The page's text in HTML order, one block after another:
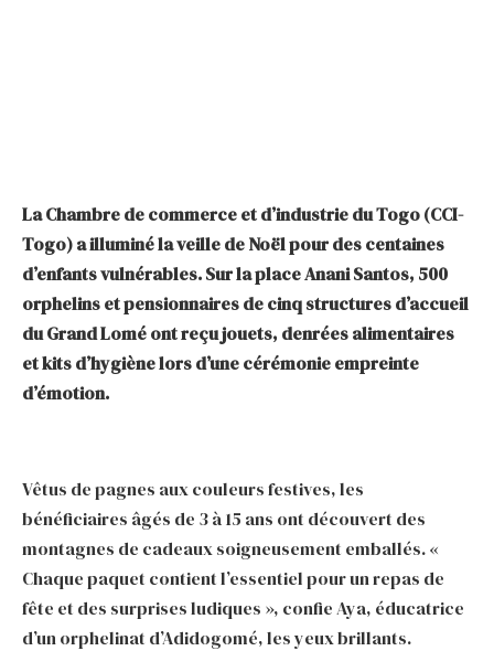
La Chambre de commerce et d’industrie du Togo (CCI-
Togo) a illuminé la veille de Noël pour des centaines
d’enfants vulnérables. Sur la place Anani Santos, 500
orphelins et pensionnaires de cinq structures d’accueil
du Grand Lomé ont reçu jouets, denrées alimentaires
et kits d’hygiène lors d’une cérémonie empreinte
d’émotion.
Vêtus de pagnes aux couleurs festives, les
bénéficiaires âgés de 3 à 15 ans ont découvert des
montagnes de cadeaux soigneusement emballés. «
Chaque paquet contient l’essentiel pour un repas de
fête et des surprises ludiques », confie Aya, éducatrice
d’un orphelinat d’Adidogomé, les yeux brillants.